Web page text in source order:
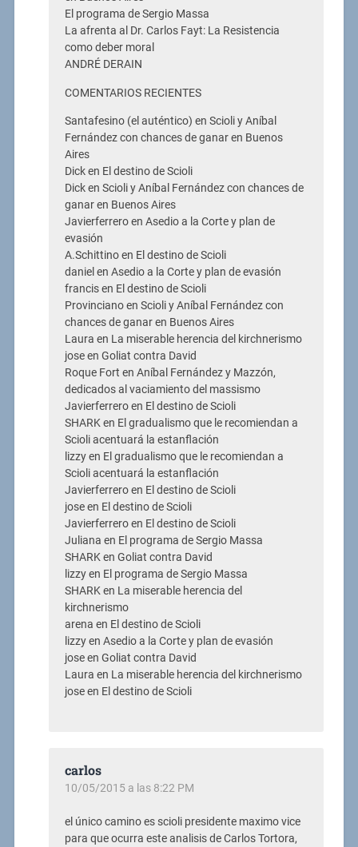
El programa de Sergio Massa
La afrenta al Dr. Carlos Fayt: La Resistencia
como deber moral
ANDRÉ DERAIN
COMENTARIOS RECIENTES
Santafesino (el auténtico) en Scioli y Aníbal
Fernández con chances de ganar en Buenos
Aires
Dick en El destino de Scioli
Dick en Scioli y Aníbal Fernández con chances de
ganar en Buenos Aires
Javierferrero en Asedio a la Corte y plan de
evasión
A.Schittino en El destino de Scioli
daniel en Asedio a la Corte y plan de evasión
francis en El destino de Scioli
Provinciano en Scioli y Aníbal Fernández con
chances de ganar en Buenos Aires
Laura en La miserable herencia del kirchnerismo
jose en Goliat contra David
Roque Fort en Aníbal Fernández y Mazzón,
dedicados al vaciamiento del massismo
Javierferrero en El destino de Scioli
SHARK en El gradualismo que le recomiendan a
Scioli acentuará la estanflación
lizzy en El gradualismo que le recomiendan a
Scioli acentuará la estanflación
Javierferrero en El destino de Scioli
jose en El destino de Scioli
Javierferrero en El destino de Scioli
Juliana en El programa de Sergio Massa
SHARK en Goliat contra David
lizzy en El programa de Sergio Massa
SHARK en La miserable herencia del
kirchnerismo
arena en El destino de Scioli
lizzy en Asedio a la Corte y plan de evasión
jose en Goliat contra David
Laura en La miserable herencia del kirchnerismo
jose en El destino de Scioli
carlos
10/05/2015 a las 8:22 PM
el único camino es scioli presidente maximo vice
para que ocurra este analisis de Carlos Tortora,